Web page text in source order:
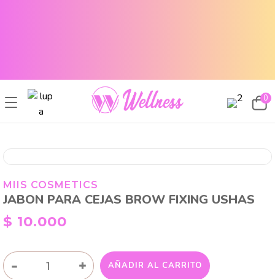
0
MIIS COSMETICS
JABON PARA CEJAS BROW FIXING USHAS
$ 10.000
-
PARA
+ AÑADIR AL CARRITO